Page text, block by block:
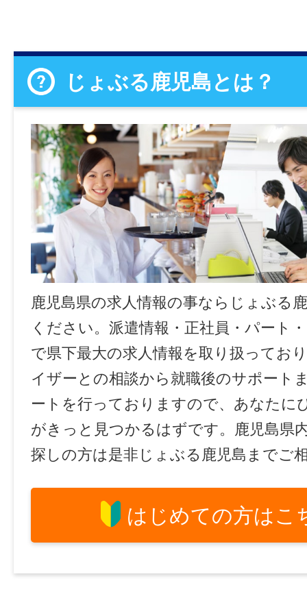
じょぶる鹿児島とは？
鹿児島県の求人情報の事ならじょぶる
ください。派遣情報・正社員・パート
で県下最大の求人情報を取り扱ってお
イザーとの相談から就職後のサポート
ートを行っておりますので、あなたに
がきっと見つかるはずです。鹿児島県
探しの方は是非じょぶる鹿児島までご
はじめての方はこ